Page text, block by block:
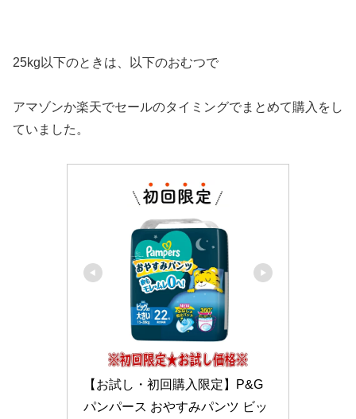
25kg以下のときは、以下のおむつで
アマゾンか楽天でセールのタイミングでまとめて購入をし
ていました。
【お試し・初回購入限定】P&G
パンパース おやすみパンツ ビッ